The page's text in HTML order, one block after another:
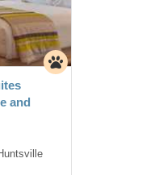
and